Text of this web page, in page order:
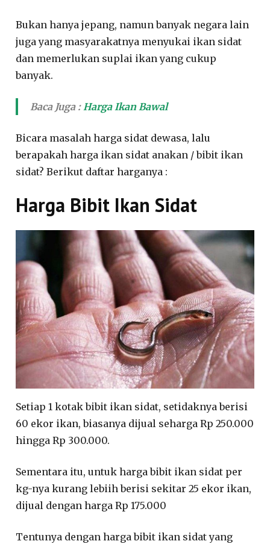
Bukan hanya jepang, namun banyak negara lain
juga yang masyarakatnya menyukai ikan sidat
dan memerlukan suplai ikan yang cukup
banyak.
Baca Juga : Harga Ikan Bawal
Bicara masalah harga sidat dewasa, lalu
berapakah harga ikan sidat anakan / bibit ikan
sidat? Berikut daftar harganya :
Harga Bibit Ikan Sidat
Setiap 1 kotak bibit ikan sidat, setidaknya berisi
60 ekor ikan, biasanya dijual seharga Rp 250.000
hingga Rp 300.000.
Sementara itu, untuk harga bibit ikan sidat per
kg-nya kurang lebiih berisi sekitar 25 ekor ikan,
dijual dengan harga Rp 175.000
Tentunya dengan harga bibit ikan sidat yang